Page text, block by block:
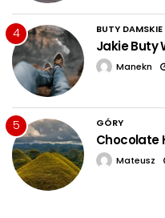
4 BUTY DAMSKIE
Jakie Buty
Manekn
5 GÓRY
Chocolate
Mateusz